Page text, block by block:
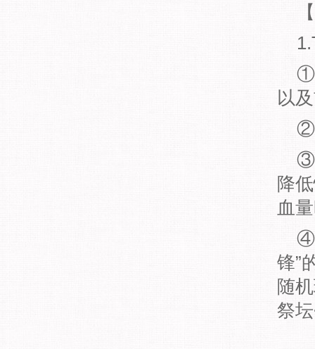
①
以
②
③
降
血
④
锋”
随
祭